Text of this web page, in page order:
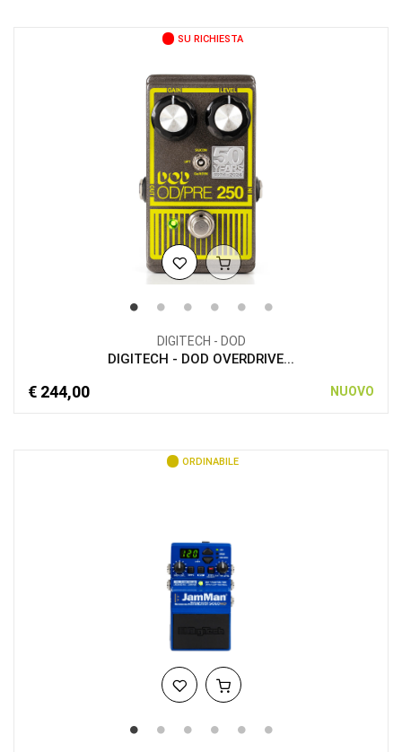
SU RICHIESTA
DIGITECH - DOD
DIGITECH - DOD OVERDRIVE...
€ 244,00 NUOVO
ORDINABILE